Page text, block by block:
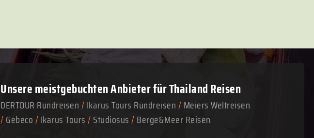
Unsere meistgebuchten Anbieter für Thailand Reisen
DERTOUR Rundreisen/Ikarus Tours Rundreisen/Meiers Weltreisen
/Gebeco/Ikarus Tours/Studiosus/Berge&Meer Reisen